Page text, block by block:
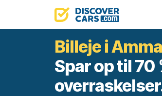
Billeje i
Spar op til 70